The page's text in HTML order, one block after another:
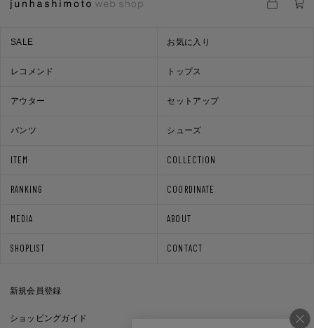
ITEM COLLECTION
RANKING COORDINATE
MEDIA ABOUT
SHOPLIST CONTACT
SALE お気に入り
レコメンド トップス
アウター セットアップ
パンツ シューズ
新規会員登録
ショッピングガイド